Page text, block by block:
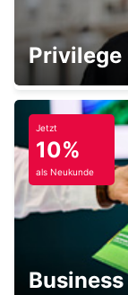
FUKUOKA
TERMINAL
FUKUOKA -
NARITA
NARITA -
Privilege
Jetzt
10%
als Neukunde